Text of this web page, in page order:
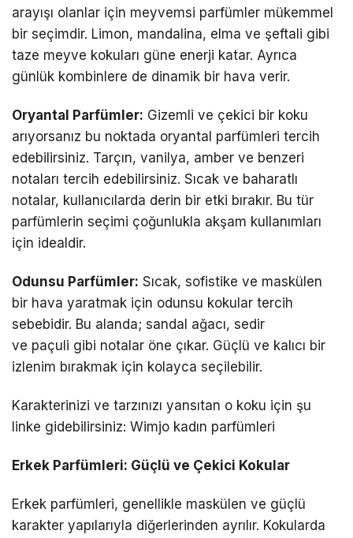
arayışı olanlar için meyvemsi parfümler mükemmel
bir seçimdir. Limon, mandalina, elma ve şeftali gibi
taze meyve kokuları güne enerji katar. Ayrıca
günlük kombinlere de dinamik bir hava verir.
Oryantal Parfümler: Gizemli ve çekici bir koku
arıyorsanız bu noktada oryantal parfümleri tercih
edebilirsiniz. Tarçın, vanilya, amber ve benzeri
notaları tercih edebilirsiniz. Sıcak ve baharatlı
notalar, kullanıcılarda derin bir etki bırakır. Bu tür
parfümlerin seçimi çoğunlukla akşam kullanımları
için idealdir.
Odunsu Parfümler: Sıcak, sofistike ve maskülen
bir hava yaratmak için odunsu kokular tercih
sebebidir. Bu alanda; sandal ağacı, sedir
ve paçuli gibi notalar öne çıkar. Güçlü ve kalıcı bir
izlenim bırakmak için kolayca seçilebilir.
Karakterinizi ve tarzınızı yansıtan o koku için şu
linke gidebilirsiniz: Wimjo kadın parfümleri
Erkek Parfümleri: Güçlü ve Çekici Kokular
Erkek parfümleri, genellikle maskülen ve güçlü
karakter yapılarıyla diğerlerinden ayrılır. Kokularda